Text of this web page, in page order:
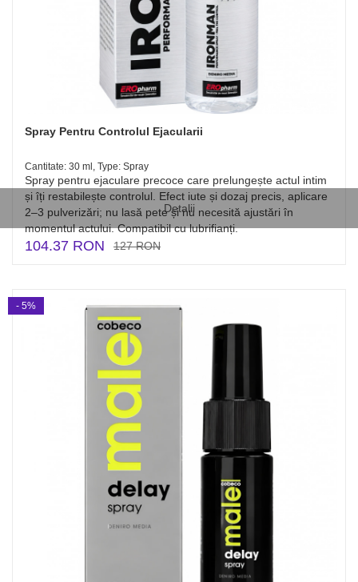
Detalii
Spray Pentru Controlul Ejacularii
Cantitate: 30 ml, Type: Spray
Spray pentru ejaculare precoce care prelungește actul intim
și îți restabilește controlul. Efect iute și dozaj precis, aplicare
2–3 pulverizări; nu lasă pete și nu necesită ajustări în
momentul actului. Compatibil cu lubrifianți.
104.37 RON 127 RON
- 5%